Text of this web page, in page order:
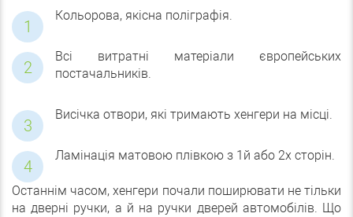
Кольорова, якісна поліграфія.
Всі витратні матеріали європейських
постачальників.
Висічка отвори, які тримають хенгери на місці.
Ламінація матовою плівкою з 1й або 2х сторін.
Останнім часом, хенгери почали поширювати не тільки
на дверні ручки, а й на ручки дверей автомобілів. Що